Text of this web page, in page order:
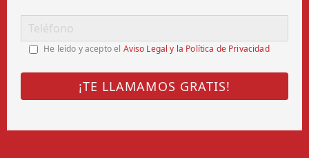
He leído y acepto el Aviso Legal y la Política de Privacidad